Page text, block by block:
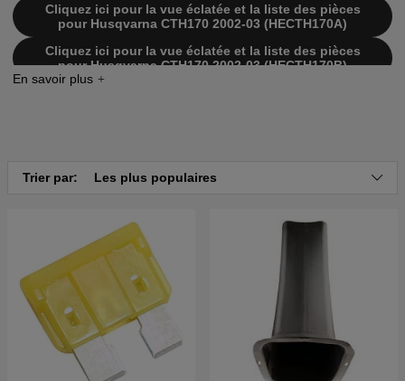
Cliquez ici pour la vue éclatée et la liste des pièces
pour Husqvarna CTH170 2002-03 (HECTH170A)
Cliquez ici pour la vue éclatée et la liste des pièces
pour Husqvarna CTH170 2002-03 (HECTH170B)
Trier par: Les plus populaires